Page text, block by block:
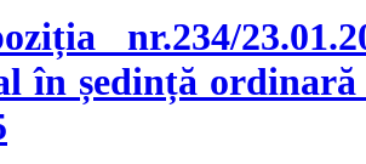
nr.234/
în ședință